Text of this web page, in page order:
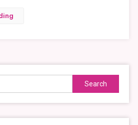
Search
for: